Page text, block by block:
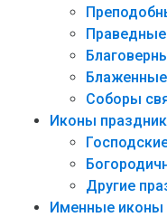
Праведные
Блаженные
Соборы
Иконы
Другие
Именные иконы